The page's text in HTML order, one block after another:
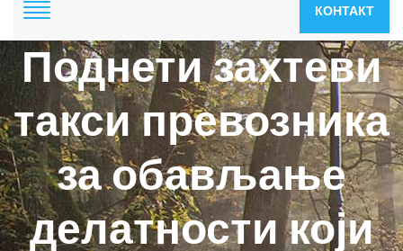
КОНТАКТ
Поднети захтеви
такси превозника
за обављање
делатности који